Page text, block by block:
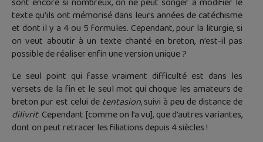
texte qu’ils ont mémorisé dans leurs années de catéchisme
et dont il y a 4 ou 5 formules. Cependant, pour la liturgie, si
on veut aboutir à un texte chanté en breton, n’est-il pas
possible de réaliser enfin une version unique ?
Le seul point qui fasse vraiment difficulté est dans les
versets de la fin et le seul mot qui choque les amateurs de
breton pur est celui de tentasion, suivi à peu de distance de
dilivrit. Cependant [comme on l’a vu], que d’autres variantes,
dont on peut retracer les filiations depuis 4 siècles !